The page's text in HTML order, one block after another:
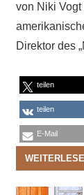
von Niki Vogt
Direktor des
teilen
teilen
E-Mail